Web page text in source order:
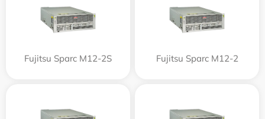
Fujitsu Sparc M12-2S Fujitsu Sparc M12-2